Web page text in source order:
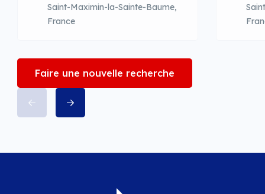
Saint-Maximin-la-Sainte-Baume,
France
Faire une nouvelle recherche